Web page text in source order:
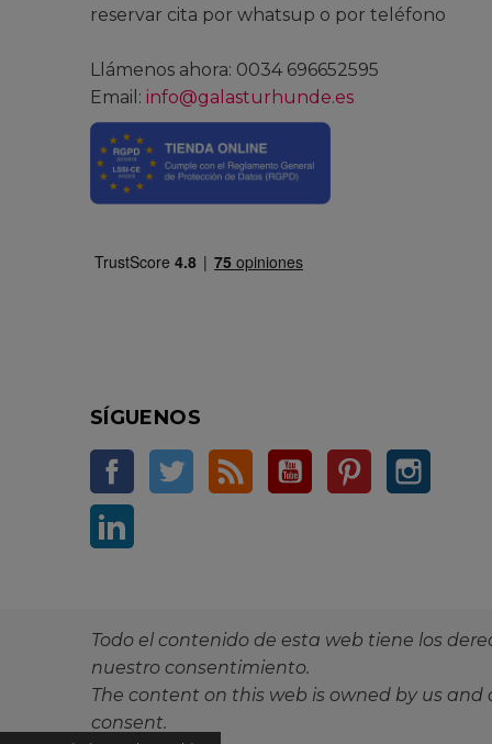
reservar cita por whatsup o por teléfono
Llámenos ahora: 0034 696652595
Email: info@galasturhunde.es
SÍGUENOS
FacebookTwitter Rss YouTubePinterest
Todo el contenido de esta web tiene los
nuestro consentimiento.
The content on this web is owned by us
consent.